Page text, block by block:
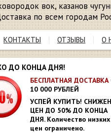
вок, казанов
по всем городам
КОНТАКТЫ ОТЗЫВЫ О
ДО КОНЦА ДНЯ!
БЕСПЛАТНАЯ ДОСТАВКА
10 000 РУБЛЕЙ
УСПЕЙ КУПИТЬ!
ЦЕН ДО 50% ДО КОНЦА
ДНЯ. Количество низких
цен ограничено.